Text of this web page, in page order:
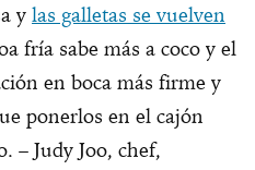
y las galletas se vuelven
fría sabe más a coco y el
en boca más firme y
ponerlos en el cajón
– Judy Joo, chef,